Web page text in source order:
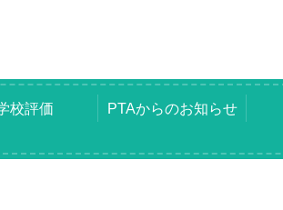
校評価 PTAからのお知らせ